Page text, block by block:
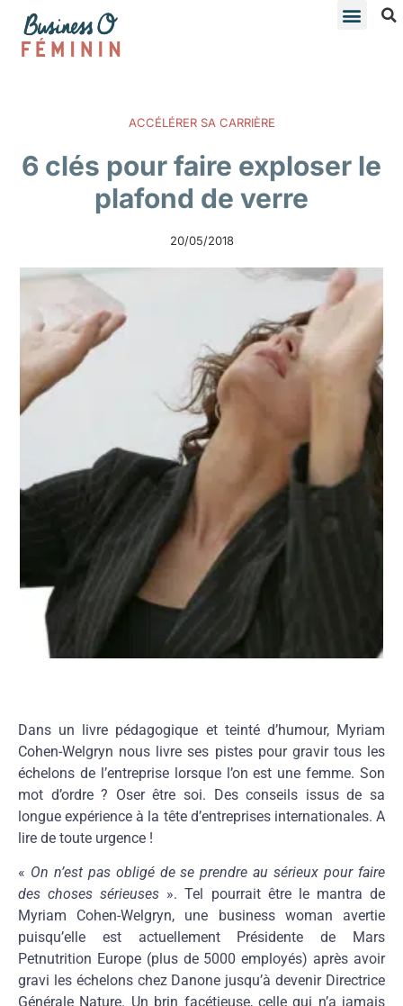
ACCÉLÉRER SA CARRIÈRE
6 clés pour faire exploser le
plafond de verre
20/05/2018
Dans un livre pédagogique et teinté d’humour, Myriam
Cohen-Welgryn nous livre ses pistes pour gravir tous les
échelons de l’entreprise lorsque l’on est une femme. Son
mot d’ordre ? Oser être soi. Des conseils issus de sa
longue expérience à la tête d’entreprises internationales. A
lire de toute urgence !
« On n’est pas obligé de se prendre au sérieux pour faire
des choses sérieuses ». Tel pourrait être le mantra de
Myriam Cohen-Welgryn, une business woman avertie
puisqu’elle est actuellement Présidente de Mars
Petnutrition Europe (plus de 5000 employés) après avoir
gravi les échelons chez Danone jusqu’à devenir Directrice
Générale Nature. Un brin facétieuse, celle qui n’a jamais